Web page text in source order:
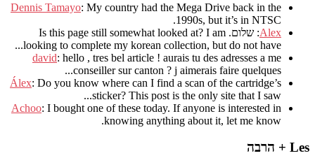
Dennis Tamayo: My country had the Mega Drive back in the
1990s, but it’s in NTSC
.
Alex: שלום. Is this page still somewhat looked at? I am
looking to complete my korean collection, but do not have..
.
david: hello , tres bel article ! aurais tu des adresses a me
conseiller sur canton ? j aimerais faire quelques..
.
Álex: Do you know where can I find a scan of the cartridge’s
sticker? This post is the only site that I saw...
Achoo: I bought one of these today. If anyone is interested in
knowing anything about it, let me know.
Les + הרבה